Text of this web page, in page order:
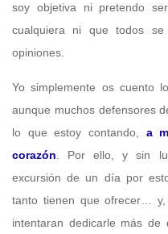
soy objetiva ni pretendo
cualquiera ni que todos se
opiniones.
Yo simplemente os cuento
aunque muchos defensores
lo que estoy contando, a
corazón. Por ello, y sin
excursión de un día por
tanto tienen que ofrecer…
intentaran dedicarle más